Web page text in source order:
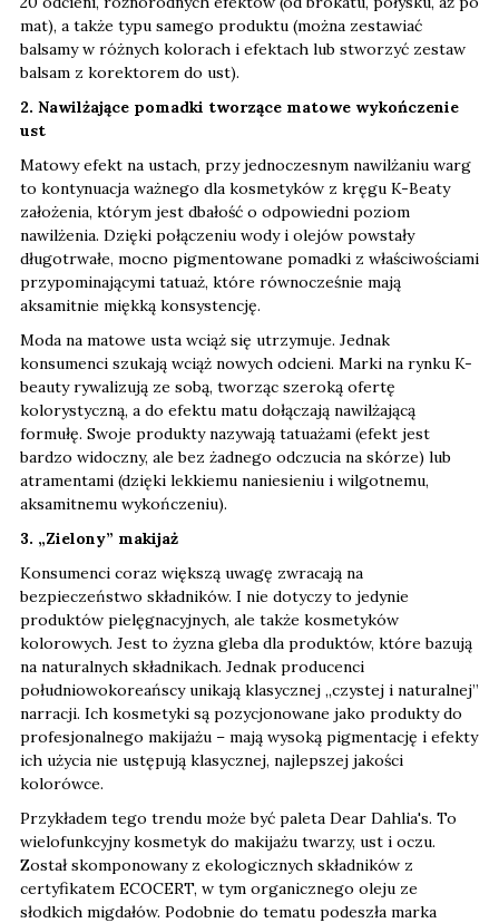
mat), a także typu samego produktu (można zestawiać
balsamy w różnych kolorach i efektach lub stworzyć zestaw
balsam z korektorem do ust).
2. Nawilżające pomadki tworzące matowe wykończenie
ust
Matowy efekt na ustach, przy jednoczesnym nawilżaniu warg
to kontynuacja ważnego dla kosmetyków z kręgu K-Beaty
założenia, którym jest dbałość o odpowiedni poziom
nawilżenia. Dzięki połączeniu wody i olejów powstały
długotrwałe, mocno pigmentowane pomadki z właściwościami
przypominającymi tatuaż, które równocześnie mają
aksamitnie miękką konsystencję.
Moda na matowe usta wciąż się utrzymuje. Jednak
konsumenci szukają wciąż nowych odcieni. Marki na rynku K-
beauty rywalizują ze sobą, tworząc szeroką ofertę
kolorystyczną, a do efektu matu dołączają nawilżającą
formułę. Swoje produkty nazywają tatuażami (efekt jest
bardzo widoczny, ale bez żadnego odczucia na skórze) lub
atramentami (dzięki lekkiemu naniesieniu i wilgotnemu,
aksamitnemu wykończeniu).
3. „Zielony” makijaż
Konsumenci coraz większą uwagę zwracają na
bezpieczeństwo składników. I nie dotyczy to jedynie
produktów pielęgnacyjnych, ale także kosmetyków
kolorowych. Jest to żyzna gleba dla produktów, które bazują
na naturalnych składnikach. Jednak producenci
południowokoreańscy unikają klasycznej „czystej i naturalnej”
narracji. Ich kosmetyki są pozycjonowane jako produkty do
profesjonalnego makijażu – mają wysoką pigmentację i efekty
ich użycia nie ustępują klasycznej, najlepszej jakości
kolorówce.
Przykładem tego trendu może być paleta Dear Dahlia's. To
wielofunkcyjny kosmetyk do makijażu twarzy, ust i oczu.
Został skomponowany z ekologicznych składników z
certyfikatem ECOCERT, w tym organicznego oleju ze
słodkich migdałów. Podobnie do tematu podeszła marka